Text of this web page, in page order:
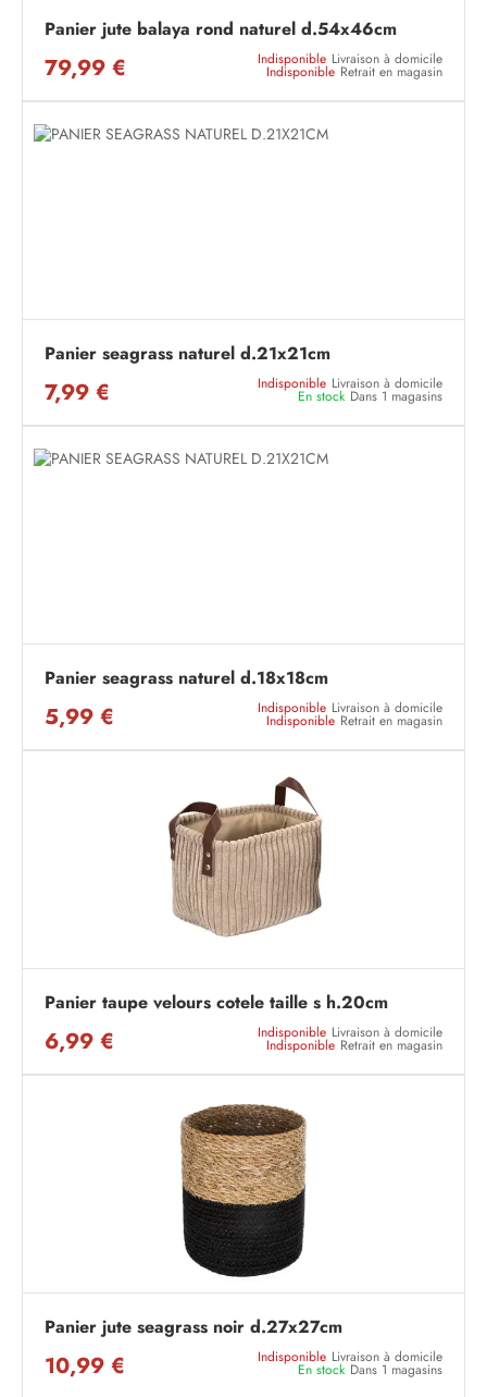
Panier jute balaya rond naturel d.54x46cm
79,99 € Indisponible Livraison à domicile
Indisponible Retrait en magasin
Panier seagrass naturel d.21x21cm
7,99 € Indisponible Livraison à domicile
En stock Dans 1 magasins
Panier seagrass naturel d.18x18cm
5,99 € Indisponible Livraison à domicile
Indisponible Retrait en magasin
Panier taupe velours cotele taille s h.20cm
6,99 € Indisponible Livraison à domicile
Indisponible Retrait en magasin
Panier jute seagrass noir d.27x27cm
10,99 € Indisponible Livraison à domicile
En stock Dans 1 magasins